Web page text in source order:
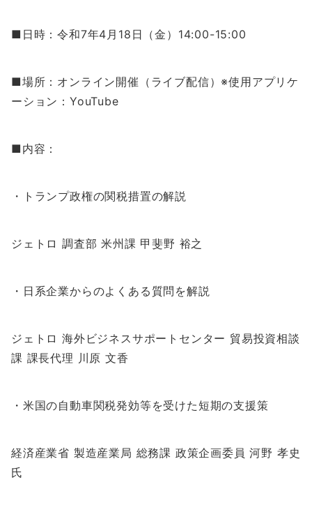
■日時：令和7年4月18日（金）14:00-15:00
■場所：オンライン開催（ライブ配信）※使用アプリケ
ーション：YouTube
■内容：
・トランプ政権の関税措置の解説
ジェトロ 調査部 米州課 甲斐野 裕之
・日系企業からのよくある質問を解説
ジェトロ 海外ビジネスサポートセンター 貿易投資相談
課 課長代理 川原 文香
・米国の自動車関税発効等を受けた短期の支援策
経済産業省 製造産業局 総務課 政策企画委員 河野 孝史
氏